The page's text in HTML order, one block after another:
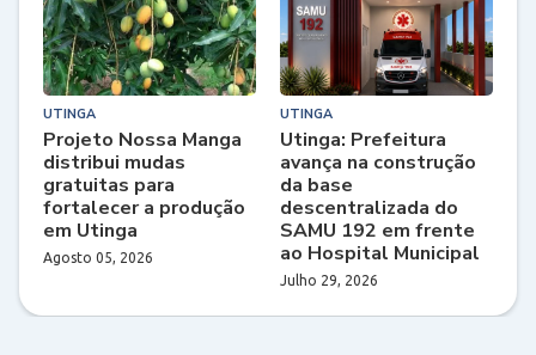
UTINGA
Projeto Nossa Manga
distribui mudas
gratuitas para
fortalecer a produção
em Utinga
Agosto 05, 2026
UTINGA
Utinga: Prefeitura
avança na construção
da base
descentralizada do
SAMU 192 em frente
ao Hospital Municipal
Julho 29, 2026